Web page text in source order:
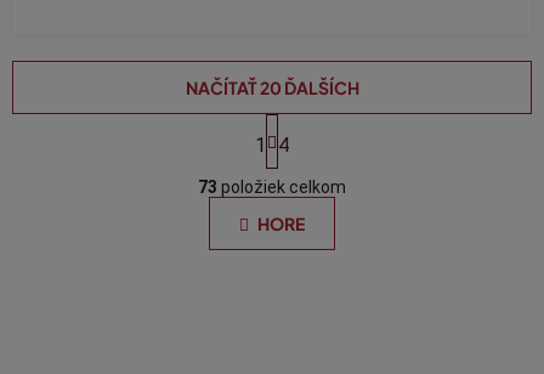
O
v
l
á
NAČÍTAŤ 20 ĎALŠÍCH
S
t
r
á
n
k
o
1 4
73 položiek celkom
HORE